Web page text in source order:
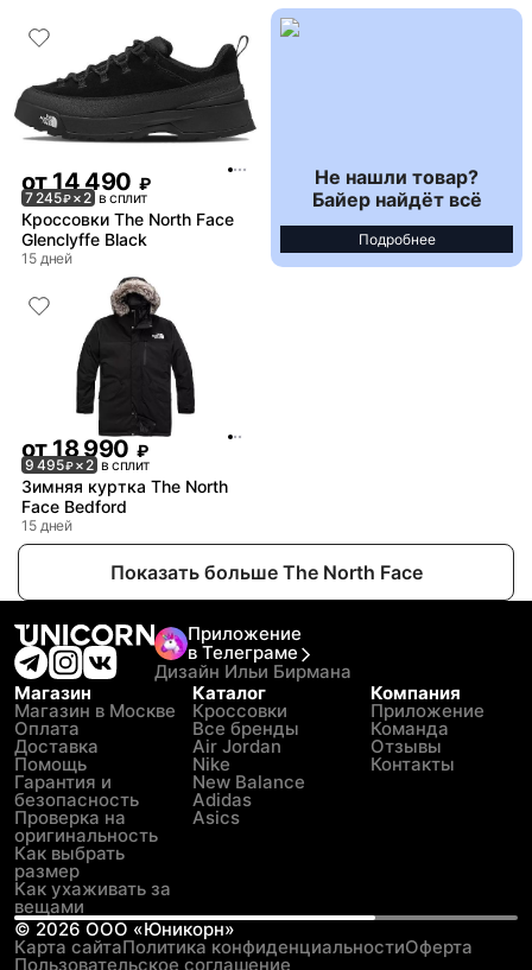
от 14 490 ₽
7 245₽× 2 в сплит
Кроссовки The North Face
Glenclyffe Black
15 дней
Не нашли товар?
Байер найдёт всё
Подробнее
от18 990 ₽
9 495₽× 2 в сплит
Зимняя куртка The North
Face Bedford
15 дней
Показать больше The North Face
Приложение
в Телеграме
Дизайн Ильи Бирмана
Магазин
Магазин в Москве
Оплата
Доставка
Помощь
Гарантия и
безопасность
Проверка на
оригинальность
Как выбрать
размер
Как ухаживать за
вещами
Каталог
Кроссовки
Все бренды
Air Jordan
Nike
New Balance
Adidas
Asics
Компания
Приложение
Команда
Отзывы
Контакты
© 2026 ООО «Юникорн»
Карта сайтаПолитика конфиденциальностиОферта
Пользовательское соглашение